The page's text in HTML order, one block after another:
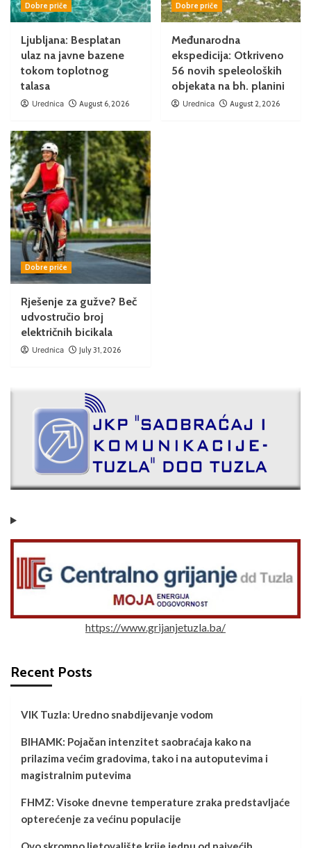
Dobre priče
Ljubljana: Besplatan
ulaz na javne bazene
tokom toplotnog
talasa
Urednica August 6, 2026
Dobre priče
Međunarodna
ekspedicija: Otkriveno
56 novih speleoloških
objekata na bh. planini
Urednica August 2, 2026
Dobre priče
Rješenje za gužve? Beč
udvostručio broj
električnih bicikala
Urednica July 31, 2026
https://www.grijanjetuzla.ba/
Recent Posts
VIK Tuzla: Uredno snabdijevanje vodom
BIHAMK: Pojačan intenzitet saobraćaja kako na
prilazima većim gradovima, tako i na autoputevima i
magistralnim putevima
FHMZ: Visoke dnevne temperature zraka predstavljaće
opterećenje za većinu populacije